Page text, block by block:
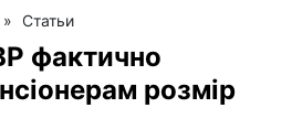
» Статьи
фактично
розмір